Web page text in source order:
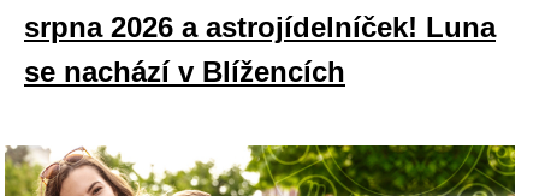
srpna 2026 a astrojídelníček! Luna
se nachází v Blížencích